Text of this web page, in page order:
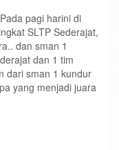
pagi harini di
SLTP Sederajat,
dan sman 1
dan 1 tim
dari sman 1 kundur
yang menjadi juara